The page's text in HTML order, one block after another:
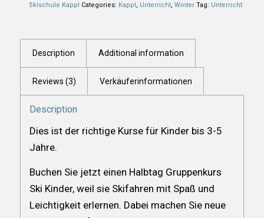
Skischule Kappl Categories: Kappl, Unterricht, Winter Tag: Unterricht
Description Additional information
Reviews (3) Verkäuferinformationen
Description
Dies ist der richtige Kurse für Kinder bis 3-5
Jahre.
Buchen Sie jetzt einen Halbtag Gruppenkurs
Ski Kinder, weil sie Skifahren mit Spaß und
Leichtigkeit erlernen. Dabei machen Sie neue